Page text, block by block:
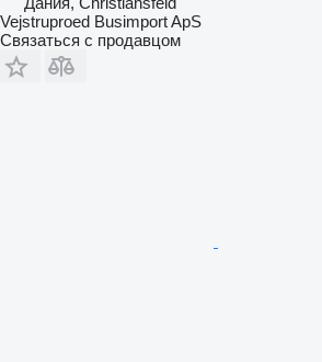
Vejstruproed Busimport ApS
Связаться с продавцом